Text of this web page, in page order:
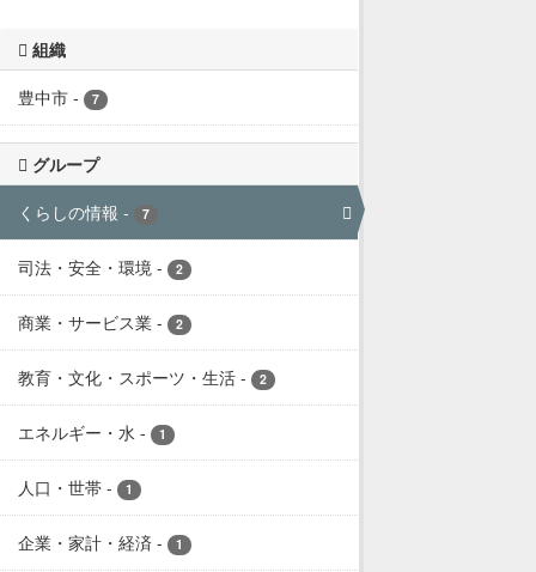
組織
豊中市 - 7
グループ
くらしの情報 - 7
司法・安全・環境 - 2
商業・サービス業 - 2
教育・文化・スポーツ・生活 - 2
エネルギー・水 - 1
人口・世帯 - 1
企業・家計・経済 - 1